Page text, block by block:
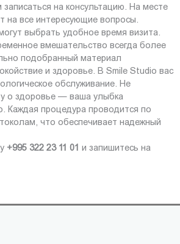
на консультацию. На месте
на все интересующие вопросы.
выбрать удобное время визита.
вмешательство всегда более
подобранный материал
и здоровье. В Smile Studio вас
обслуживание. Не
о здоровье — ваша улыбка
Каждая процедура проводится по
что обеспечивает надежный
+995 322 23 11 01 и запишитесь на